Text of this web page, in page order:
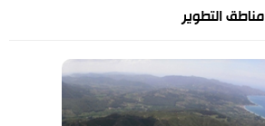
مناطق التطوير